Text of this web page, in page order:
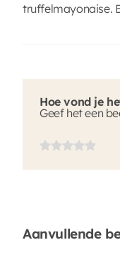
truffelmayonaise.
Hoe vond je
Geef het een
Aanvullende